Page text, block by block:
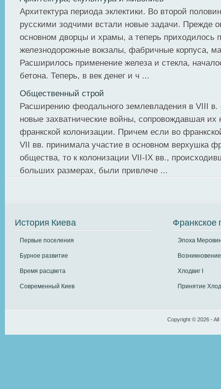
Архитектура периода эклектики. Во второй
русскими зодчими встали новые задачи. Прежде
основном дворцы и храмы, а теперь приходилось
железнодорожные вокзалы, фабричные корпуса,
Расширилось применение железа и стекла,
бетона. Теперь, в век денег и ч ...
Общественный строй
Расширению феодального землевладения в VIII в.
новые захватнические войны, сопровождавшая их
франкской колонизации. Причем если во
VII вв. принимала участие в основном верхушка
общества, то к колонизации VII-IX вв.,
больших размерах, были привлече ...
История Киева
Первые поселения
Бурное развитие
Время расцвета
Современный Киев
Франкское
Эпоха
Хлодвиг I
Принятие
Copyright © 2026 -